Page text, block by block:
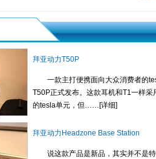
拜亚动力T50P
一款主打便携面向大众消费者的
T50P正式发布。这款耳机和T1一样采
的tesla单元，但……[详细]
拜亚动力Headzone Base Station
说这款产品是新品，其实并不是特